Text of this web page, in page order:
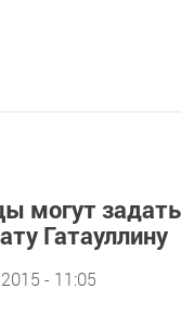
могут
Гатауллину
- 11:05